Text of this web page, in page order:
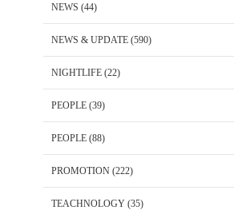
NEWS (44)
NEWS & UPDATE (590)
NIGHTLIFE (22)
PEOPLE (39)
PEOPLE (88)
PROMOTION (222)
TEACHNOLOGY (35)